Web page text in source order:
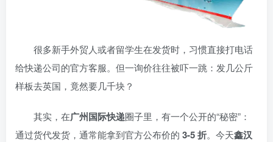
很多新手外贸人或者留学生在发货时，习惯直接打电话
给快递公司的官方客服。但一询价往往被吓一跳：发几公斤
样板去英国，竟然要几千块？
​其实，在广州国际快递圈子里，有一个公开的“秘密”：
通过货代发货，通常能拿到官方公布价的 3-5 折。今天鑫汉